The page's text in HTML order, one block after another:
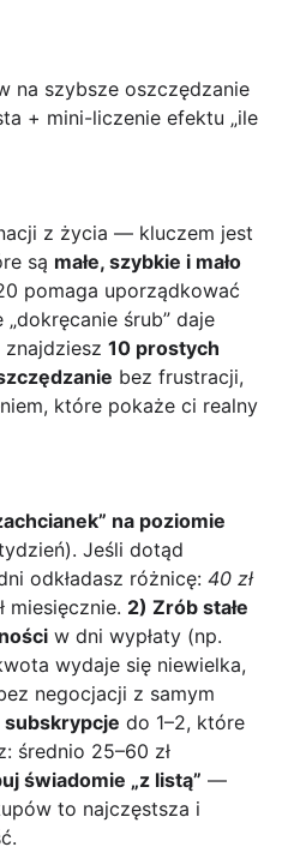
na szybsze oszczędzanie
+ mini-liczenie efektu „ile
z życia — kluczem jest
są małe, szybkie i mało
pomaga uporządkować
śrub” daje
10 prostych
bez frustracji,
które pokaże ci realny
na poziomie
Jeśli dotąd
odkładasz różnicę: 40 zł
miesięcznie. 2) Zrób stałe
w dni wypłaty (np.
wydaje się niewielka,
negocjacji z samym
subskrypcje do 1–2, które
średnio 25–60 zł
świadomie „z listą” —
to najczęstsza i